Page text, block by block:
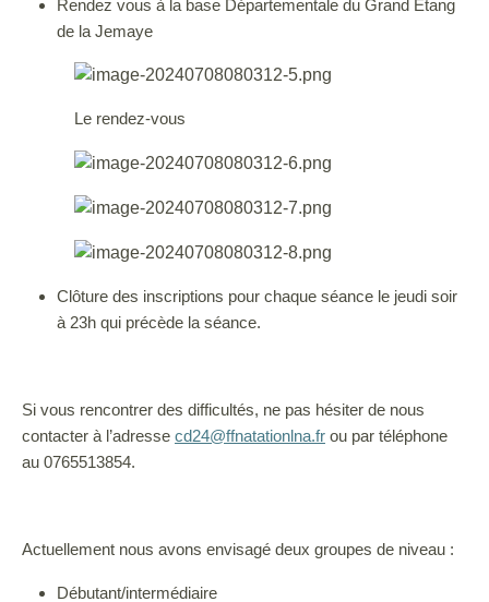
Rendez vous à la base Départementale du Grand Etang
de la Jemaye
Le rendez-vous
Clôture des inscriptions pour chaque séance le jeudi soir
à 23h qui précède la séance.
Si vous rencontrer des difficultés, ne pas hésiter de nous
contacter à l’adresse cd24@ffnatationlna.fr ou par téléphone
au 0765513854.
Actuellement nous avons envisagé deux groupes de niveau :
Débutant/intermédiaire